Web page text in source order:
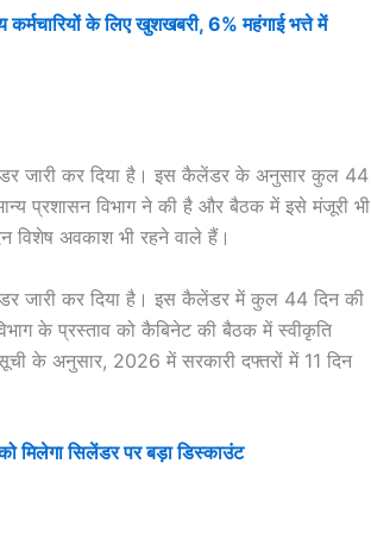
के लिए खुशखबरी, 6% महंगाई भत्ते में
जारी कर दिया है। इस कैलेंडर के अनुसार कुल 44
प्रशासन विभाग ने की है और बैठक में इसे मंजूरी भी
विशेष अवकाश भी रहने वाले हैं।
जारी कर दिया है। इस कैलेंडर में कुल 44 दिन की
के प्रस्ताव को कैबिनेट की बैठक में स्वीकृति
के अनुसार, 2026 में सरकारी दफ्तरों में 11 दिन
मिलेगा सिलेंडर पर बड़ा डिस्काउंट